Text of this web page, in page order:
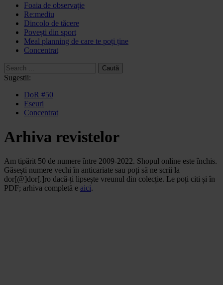
Foaia de observație
Re:mediu
Dincolo de tăcere
Povești din sport
Meal planning de care te poți ține
Concentrat
Caută
după:
Sugestii:
DoR #50
Eseuri
Concentrat
Arhiva revistelor
Am tipărit 50 de numere între 2009-2022. Shopul online este închis.
Găsești numere vechi în anticariate sau poți să ne scrii la
dor[@]dor[.]ro dacă-ți lipsește vreunul din colecție. Le poți citi și în
PDF; arhiva completă e aici.